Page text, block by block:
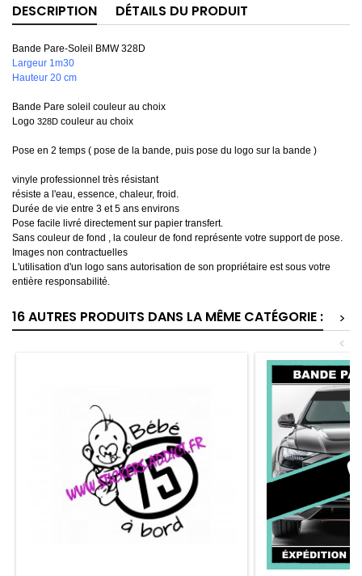
DESCRIPTION DÉTAILS DU PRODUIT
Bande Pare-Soleil BMW 328D
Largeur 1m30
Hauteur 20 cm
Bande Pare soleil couleur au choix
Logo 328D couleur au choix
Pose en 2 temps ( pose de la bande, puis pose du logo sur la bande )
vinyle professionnel très résistant
résiste a l'eau, essence, chaleur, froid.
Durée de vie entre 3 et 5 ans environs
Pose facile livré directement sur papier transfert.
Sans couleur de fond , la couleur de fond représente votre support de pose.
Images non contractuelles
L'utilisation d'un logo sans autorisation de son propriétaire est sous votre
entière responsabilité.
16 AUTRES PRODUITS DANS LA MÊME CATÉGORIE :
>
<